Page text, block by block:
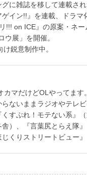
に雑誌を移して連載さ
イン!!』を連載、ドラマ
!!! on ICE』の原案・ネー
展」を開催。
鋭意制作中。
マだけどOLやってま
ないままラジオやテレ
すぶれ！モテない系』
）、『言葉尻とらえ隊
くりストリートビュー』